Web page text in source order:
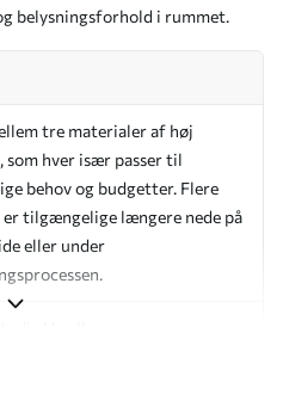
belysningsforhold i rummet.
tre materialer af høj
som hver især passer til
behov og budgetter. Flere
tilgængelige længere nede på
eller under